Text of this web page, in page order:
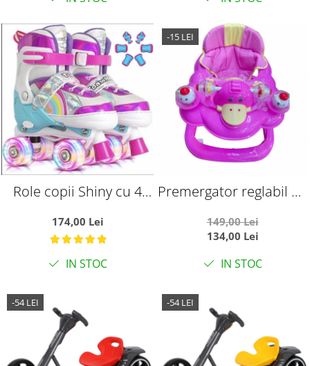
Role copii Shiny cu 4
reglabile 27 - 30, roz, XS
174,00 Lei
IN STOC
-15 LEI
Premergator reglabil pe
silicon si panou cu
jucarii, Ratusca, roz
149,00 Lei
134,00 Lei
IN STOC
-54 LEI -54 LEI